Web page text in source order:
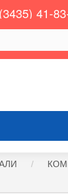
41-